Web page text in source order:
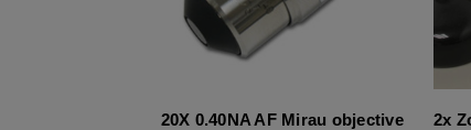
20X 0.40NA AF Mirau objective 2x